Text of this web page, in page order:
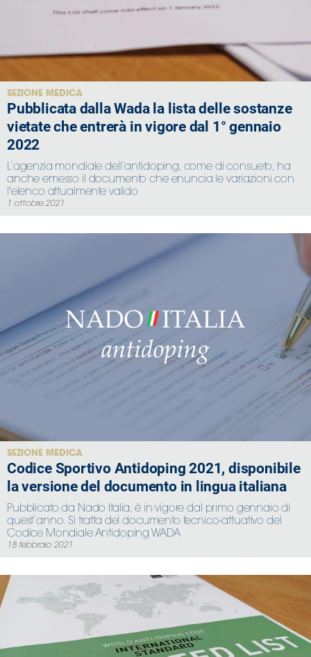
Media
Contatti
Assicurazione
Social media
SEZIONE MEDICA
Pubblicata dalla Wada la lista delle sostanze
vietate che entrerà in vigore dal 1° gennaio
2022
L’agenzia mondiale dell’antidoping, come di consueto, ha
anche emesso il documento che enuncia le variazioni con
l'elenco attualmente valido
1 ottobre 2021
SEZIONE MEDICA
Codice Sportivo Antidoping 2021, disponibile
la versione del documento in lingua italiana
Pubblicato da Nado Italia, è in vigore dal primo gennaio di
quest’anno. Si tratta del documento tecnico-attuativo del
Codice Mondiale Antidoping WADA
18 febbraio 2021